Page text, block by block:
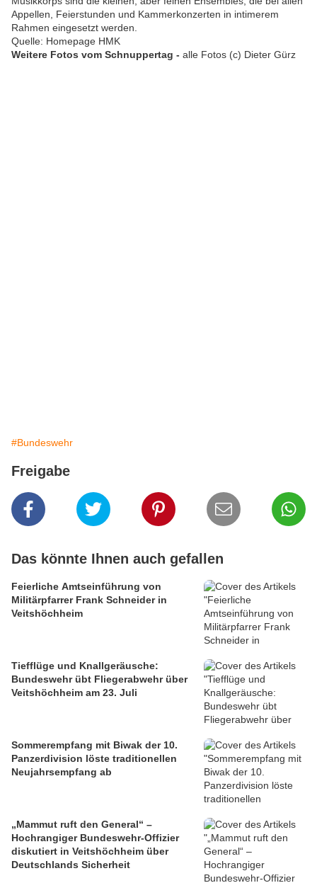
Appellen, Feierstunden und Kammerkonzerten in intimerem
Rahmen eingesetzt werden.
Quelle: Homepage HMK
Weitere Fotos vom Schnuppertag - alle Fotos (c) Dieter Gürz
#Bundeswehr
Freigabe
Das könnte Ihnen auch gefallen
Feierliche Amtseinführung von
Militärpfarrer Frank Schneider in
Veitshöchheim
Tiefflüge und Knallgeräusche:
Bundeswehr übt Fliegerabwehr über
Veitshöchheim am 23. Juli
Sommerempfang mit Biwak der 10.
Panzerdivision löste traditionellen
Neujahrsempfang ab
„Mammut ruft den General“ –
Hochrangiger Bundeswehr-Offizier
diskutiert in Veitshöchheim über
Deutschlands Sicherheit